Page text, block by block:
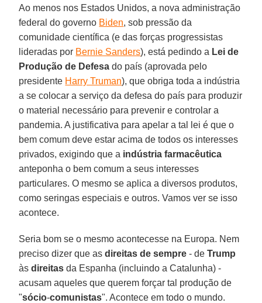
Ao menos nos Estados Unidos, a nova administração
federal do governo Biden, sob pressão da
comunidade científica (e das forças progressistas
lideradas por Bernie Sanders), está pedindo a Lei de
Produção de Defesa do país (aprovada pelo
presidente Harry Truman), que obriga toda a indústria
a se colocar a serviço da defesa do país para produzir
o material necessário para prevenir e controlar a
pandemia. A justificativa para apelar a tal lei é que o
bem comum deve estar acima de todos os interesses
privados, exigindo que a indústria farmacêutica
anteponha o bem comum a seus interesses
particulares. O mesmo se aplica a diversos produtos,
como seringas especiais e outros. Vamos ver se isso
acontece.
Seria bom se o mesmo acontecesse na Europa. Nem
preciso dizer que asdireitas de sempre - deTrump
àsdireitas da Espanha (incluindo a Catalunha) -
acusam aqueles que querem forçar tal produção de
"sócio-comunistas". Acontece em todo o mundo.